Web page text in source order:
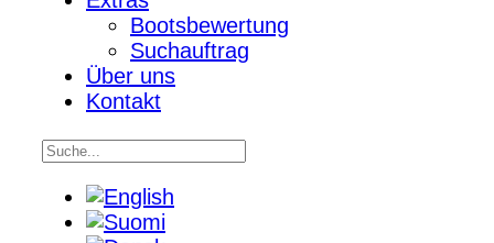
Bootsbewertung
Suchauftrag
Über uns
Kontakt